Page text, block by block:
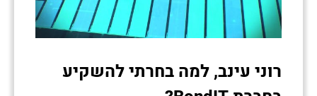
רוני עינב, למה בחרתי להשקיע